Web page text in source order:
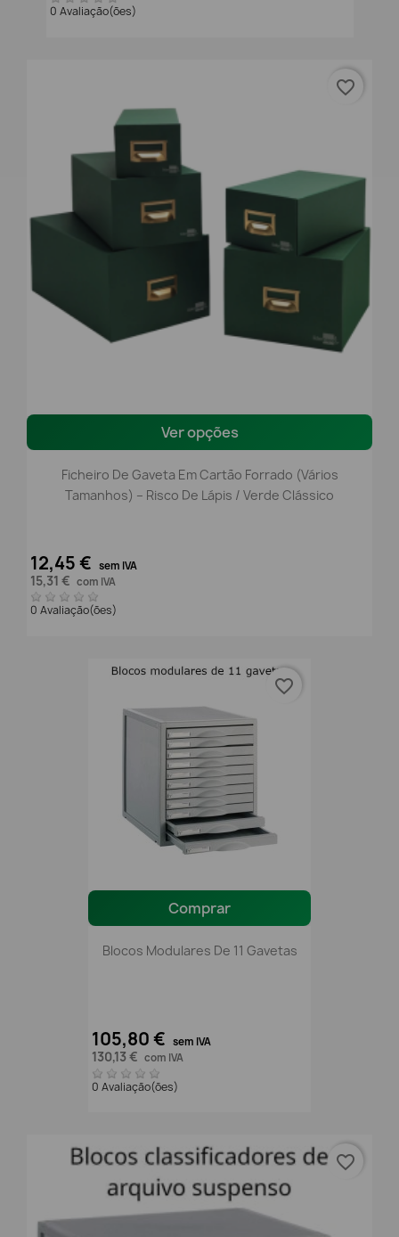
0 Avaliação(ões)
Ver opções
Ficheiro De Gaveta Em Cartão Forrado (Vários
Tamanhos) – Risco De Lápis / Verde Clássico
12,45 € sem IVA
15,31 € com IVA
0 Avaliação(ões)
favorite_border
Comprar
Blocos Modulares De 11 Gavetas
105,80 € sem IVA
130,13 € com IVA
0 Avaliação(ões)
favorite_border
favorite_border